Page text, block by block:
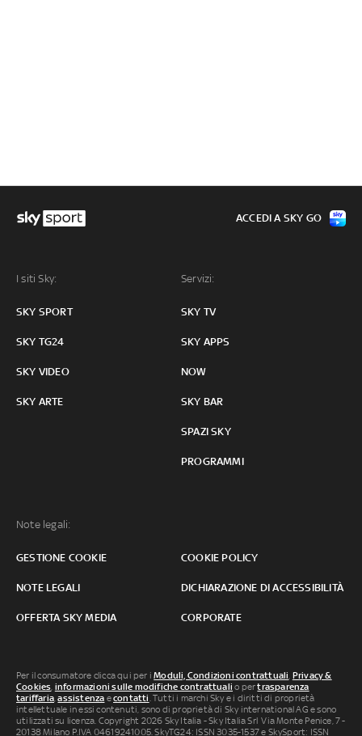
I siti Sky:
SKY SPORT
SKY TG24
SKY VIDEO
SKY ARTE
Servizi:
SKY TV
SKY APPS
NOW
SKY BAR
SPAZI SKY
PROGRAMMI
Note legali:
GESTIONE COOKIE COOKIE POLICY
NOTE LEGALI DICHIARAZIONE DI ACCESSIBILITÀ
OFFERTA SKY MEDIA CORPORATE
ACCEDI A SKY GO
Per il consumatore clicca qui per iModuli, Condizioni contrattuali, Privacy &
Cookies, informazioni sulle modifiche contrattuali o pertrasparenza
tariffaria,assistenza econtatti. Tutti i marchi Sky e i diritti di proprietà
intellettuale in essi contenuti, sono di proprietà di Sky international AG e sono
utilizzati su licenza. Copyright 2026 Sky Italia - Sky Italia Srl Via Monte Penice, 7 -
20138 Milano P.IVA 04619241005. SkyTG24: ISSN 3035-1537 e SkySport: ISSN